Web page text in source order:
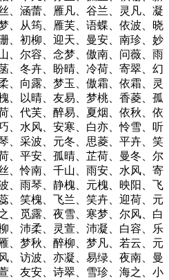
、涵蕾、雁凡、谷兰、灵凡、凝
、从筠、雁芙、语蝶、依波、晓
、初柳、迎天、曼安、南珍、妙
、尔容、念梦、傲南、问薇、雨
、冬卉、盼晴、冷荷、寄翠、幻
、向露、梦玉、傲霜、依霜、灵
、以晴、友易、梦桃、香菱、孤
、代芙、醉易、夏烟、依秋、依
、水风、安寒、白亦、怜雪、听
、采波、元冬、思菱、平卉、笑
、平安、孤晴、芷荷、曼冬、尔
、怜南、千山、雨安、水风、寄
、雨琴、静槐、元槐、映阳、飞
、笑槐、飞兰、笑卉、迎荷、元
、觅露、夜雪、寒梦、尔风、白
、沛柔、灵萱、沛凝、白容、乐
、梦秋、醉柳、梦凡、若云、元
、访波、亦凝、易绿、夜南、曼
、友安、诗翠、雪珍、海之、小